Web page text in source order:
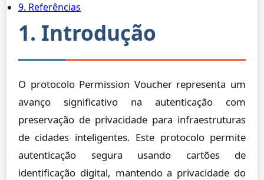
9. Referências
1. Introdução
O protocolo Permission Voucher representa um
avanço significativo na autenticação com
preservação de privacidade para infraestruturas
de cidades inteligentes. Este protocolo permite
autenticação segura usando cartões de
identificação digital, mantendo a privacidade do